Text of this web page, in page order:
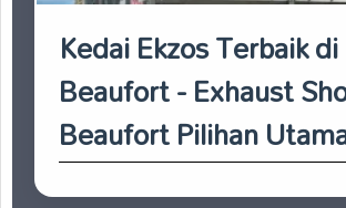
Kedai Ekzos Terbaik di
Beaufort - Exhaust
Beaufort Pilihan